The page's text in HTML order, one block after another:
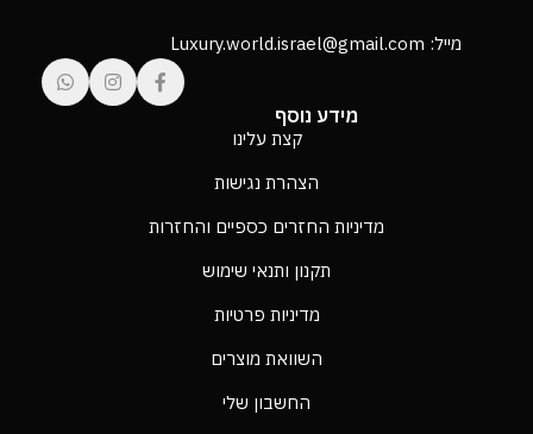
מייל: Luxury.world.israel@gmail.com
מידע נוסף
קצת עלינו
הצהרת נגישות
מדיניות החזרים כספיים והחזרות
תקנון ותנאי שימוש
מדיניות פרטיות
השוואת מוצרים
החשבון שלי